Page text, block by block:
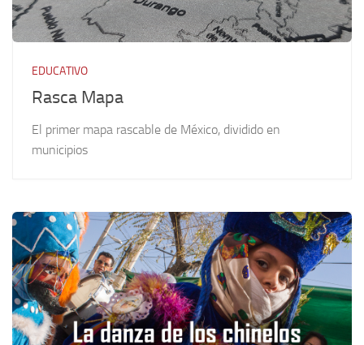
EDUCATIVO
Rasca Mapa
El primer mapa rascable de México, dividido en
municipios